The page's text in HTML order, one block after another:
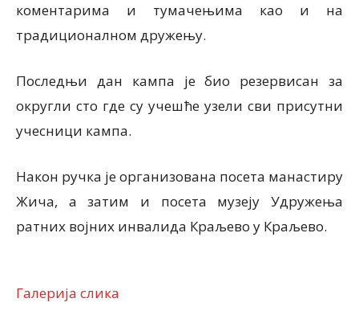
коментарима и тумачењима као и на
традиционалном дружењу.
Последњи дан кампа је био резервисан за
округли сто где су учешће узели сви присутни
учесници кампа.
Након ручка је организована посета манастиру
Жича, а затим и посета музеју Удружења
ратних војних инвалида Краљево у Краљево.
Галерија слика